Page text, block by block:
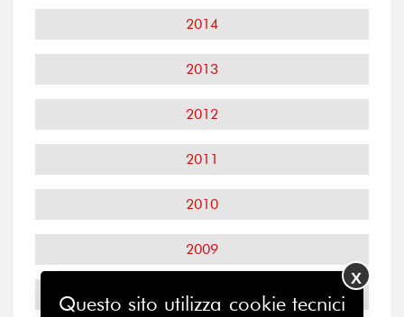
2014
2013
2012
2011
2010
2009
2008
Questo sito utilizza cookie tecnici
X